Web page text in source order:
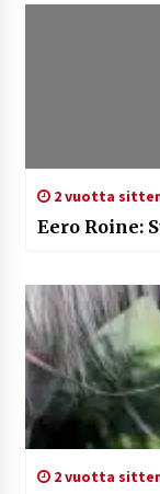
2 vuotta
Eero Roine:
2 vuotta